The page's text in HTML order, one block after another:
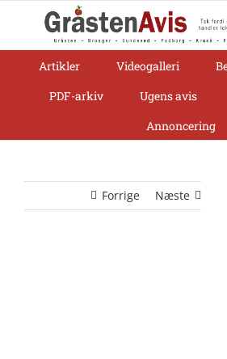
Artikler
Videogalleri
PDF-arkiv
Ugens avis
Annoncering
Forrige Næste